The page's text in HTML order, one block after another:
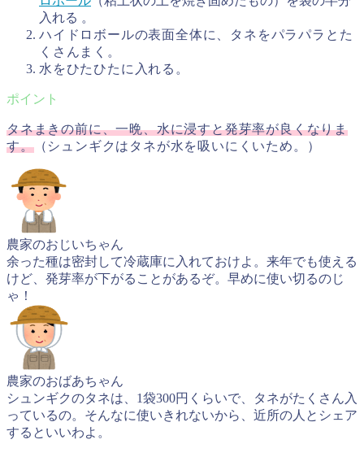
入れる 。
ハイドロボールの表面全体に、タネをパラパラとた
くさんまく。
水をひたひたに入れる。
タネまきの前に、一晩、水に浸すと発芽率が良くなりま
す。（ シュンギクはタネが水を吸いにくいため。）
農家のおじいちゃん
余った種は密封して冷蔵庫に入れておけよ。来年でも使える
けど、発芽率が下がることがあるぞ。早めに使い切るのじ
ゃ！
農家のおばあちゃん
シュンギクのタネは、1袋300円くらいで、タネがたくさん入
っているの。そんなに使いきれないから、近所の人とシェア
するといいわよ。